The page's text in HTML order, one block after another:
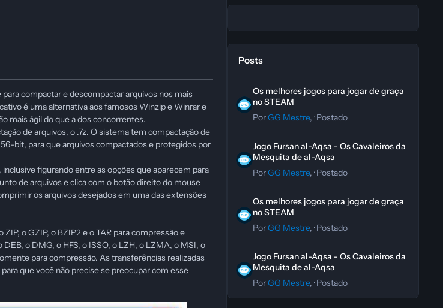
compactar e descompactar arquivos nos mais
é uma alternativa aos famosos Winzip e Winrar e
mais ágil do que a dos concorrentes.
de arquivos, o .7z. O sistema tem compactação de
bit, para que arquivos compactados e protegidos por
figurando entre as opções que aparecem para
de arquivos e clica com o botão direito do mouse
os arquivos desejados em uma das extensões
o GZIP, o BZIP2 e o TAR para compressão e
o DMG, o HFS, o ISSO, o LZH, o LZMA, o MSI, o
para compressão. As transferências realizadas
que você não precise se preocupar com esse
Posts
Os melhores jogos para jogar de graça
no STEAM
PorGG Mestre, ·Postado
Jogo Fursan al-Aqsa - Os Cavaleiros da
Mesquita de al-Aqsa
PorGG Mestre, ·Postado
Os melhores jogos para jogar de graça
no STEAM
PorGG Mestre, ·Postado
Jogo Fursan al-Aqsa - Os Cavaleiros da
Mesquita de al-Aqsa
PorGG Mestre, ·Postado